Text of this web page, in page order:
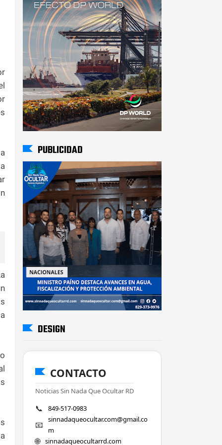
PUBLICIDAD
DESIGN
CONTACTO
Noticias Sin Nada Que Ocultar RD
📞 849-517-0983
📧
sinnadaqueocultar.com@gmail.co
m
🌐 sinnadaqueocultarrd.com